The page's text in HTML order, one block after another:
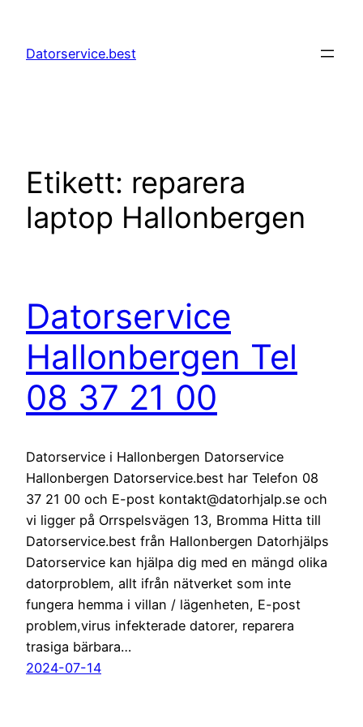
innehåll
Datorservice.best
Etikett: reparera
laptop Hallonbergen
Datorservice
Hallonbergen Tel
08 37 21 00
Datorservice i Hallonbergen Datorservice
Hallonbergen Datorservice.best har Telefon 08
37 21 00 och E-post kontakt@datorhjalp.se och
vi ligger på Orrspelsvägen 13, Bromma Hitta till
Datorservice.best från Hallonbergen Datorhjälps
Datorservice kan hjälpa dig med en mängd olika
datorproblem, allt ifrån nätverket som inte
fungera hemma i villan / lägenheten, E-post
problem,virus infekterade datorer, reparera
trasiga bärbara…
2024-07-14